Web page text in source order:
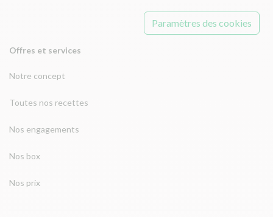
Offres et services
Notre concept
Toutes nos recettes
Nos engagements
Nos box
Nos prix
Paramètres des cookies